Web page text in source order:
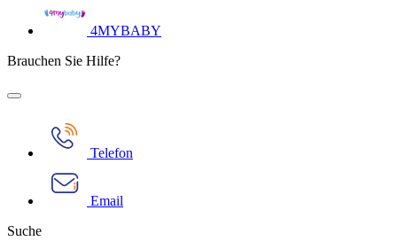
4MYBABY
Brauchen Sie Hilfe?
Telefon
Email
Suche